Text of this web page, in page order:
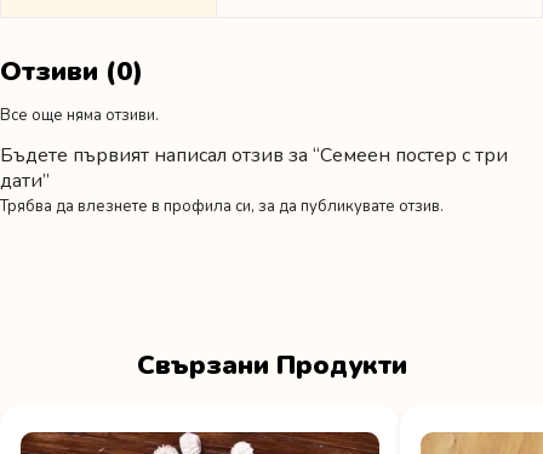
Отзиви (0)
Все още няма отзиви.
Бъдете първият написал отзив за “Семеен постер с три
дати”
Трябва да влезнете в профила си, за да публикувате отзив.
Свързани Продукти